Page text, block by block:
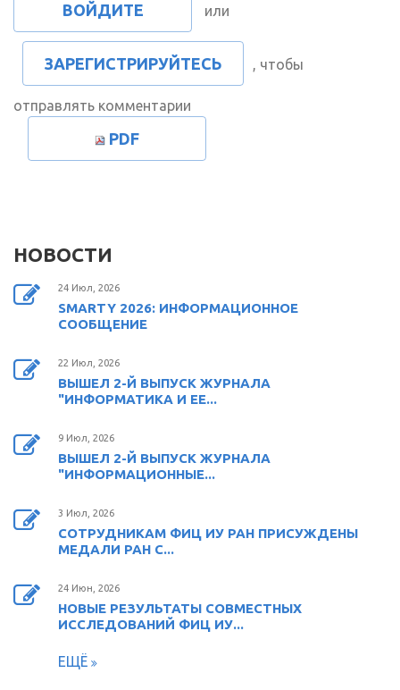
ВОЙДИТЕ или
ЗАРЕГИСТРИРУЙТЕСЬ , чтобы
отправлять комментарии
PDF
НОВОСТИ
24 Июл, 2026
SMARTY 2026: ИНФОРМАЦИОННОЕ
СООБЩЕНИЕ
22 Июл, 2026
ВЫШЕЛ 2-Й ВЫПУСК ЖУРНАЛА
"ИНФОРМАТИКА И ЕЕ...
9 Июл, 2026
ВЫШЕЛ 2-Й ВЫПУСК ЖУРНАЛА
"ИНФОРМАЦИОННЫЕ...
3 Июл, 2026
СОТРУДНИКАМ ФИЦ ИУ РАН ПРИСУЖДЕНЫ
МЕДАЛИ РАН С...
24 Июн, 2026
НОВЫЕ РЕЗУЛЬТАТЫ СОВМЕСТНЫХ
ИССЛЕДОВАНИЙ ФИЦ ИУ...
ЕЩЁ